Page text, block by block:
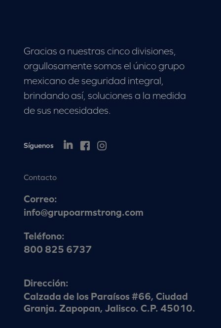
Gracias a nuestras cinco divisiones,
orgullosamente somos el único grupo
mexicano de seguridad integral,
brindando así, soluciones a la medida
de sus necesidades.
Síguenos
Contacto
Correo:
info@grupoarmstrong.com
Teléfono:
800 825 6737
Dirección:
Calzada de los Paraísos #66, Ciudad
Granja. Zapopan, Jalisco. C.P. 45010.